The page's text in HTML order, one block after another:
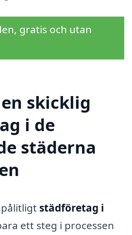
gratis och utan
skicklig
i de
städerna
städföretag i
ett steg i processen